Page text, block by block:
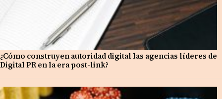
¿Cómo construyen autoridad digital las agencias líderes de
Digital PR en la era post-link?